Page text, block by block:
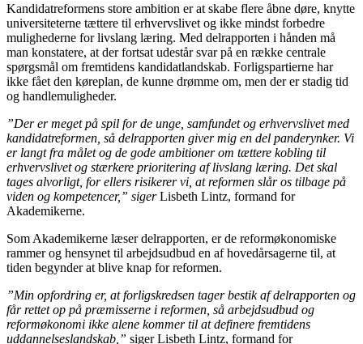
Kandidatreformens store ambition er at skabe flere åbne døre, knytte
universiteterne tættere til erhvervslivet og ikke mindst forbedre
mulighederne for livslang læring. Med delrapporten i hånden må
man konstatere, at der fortsat udestår svar på en række centrale
spørgsmål om fremtidens kandidatlandskab. Forligspartierne har
ikke fået den køreplan, de kunne drømme om, men der er stadig tid
og handlemuligheder.
”Der er meget på spil for de unge, samfundet og erhvervslivet med
kandidatreformen, så delrapporten giver mig en del panderynker. Vi
er langt fra målet og de gode ambitioner om tættere kobling til
erhvervslivet og stærkere prioritering af livslang læring. Det skal
tages alvorligt, for ellers risikerer vi, at reformen slår os tilbage på
viden og kompetencer,” sigerLisbeth Lintz, formand for
Akademikerne.
Som Akademikerne læser delrapporten, er de reformøkonomiske
rammer og hensynet til arbejdsudbud en af hovedårsagerne til, at
tiden begynder at blive knap for reformen.
”Min opfordring er, at forligskredsen tager bestik af delrapporten og
får rettet op på præmisserne i reformen, så arbejdsudbud og
reformøkonomi ikke alene kommer til at definere fremtidens
uddannelseslandskab,” siger Lisbeth Lintz, formand for